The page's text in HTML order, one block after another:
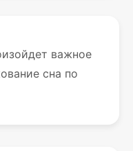
важное
сна по